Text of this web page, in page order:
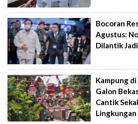
Bocoran
Agustus:
Dilantik
Kampung di
Galon
Cantik
Lingkungan